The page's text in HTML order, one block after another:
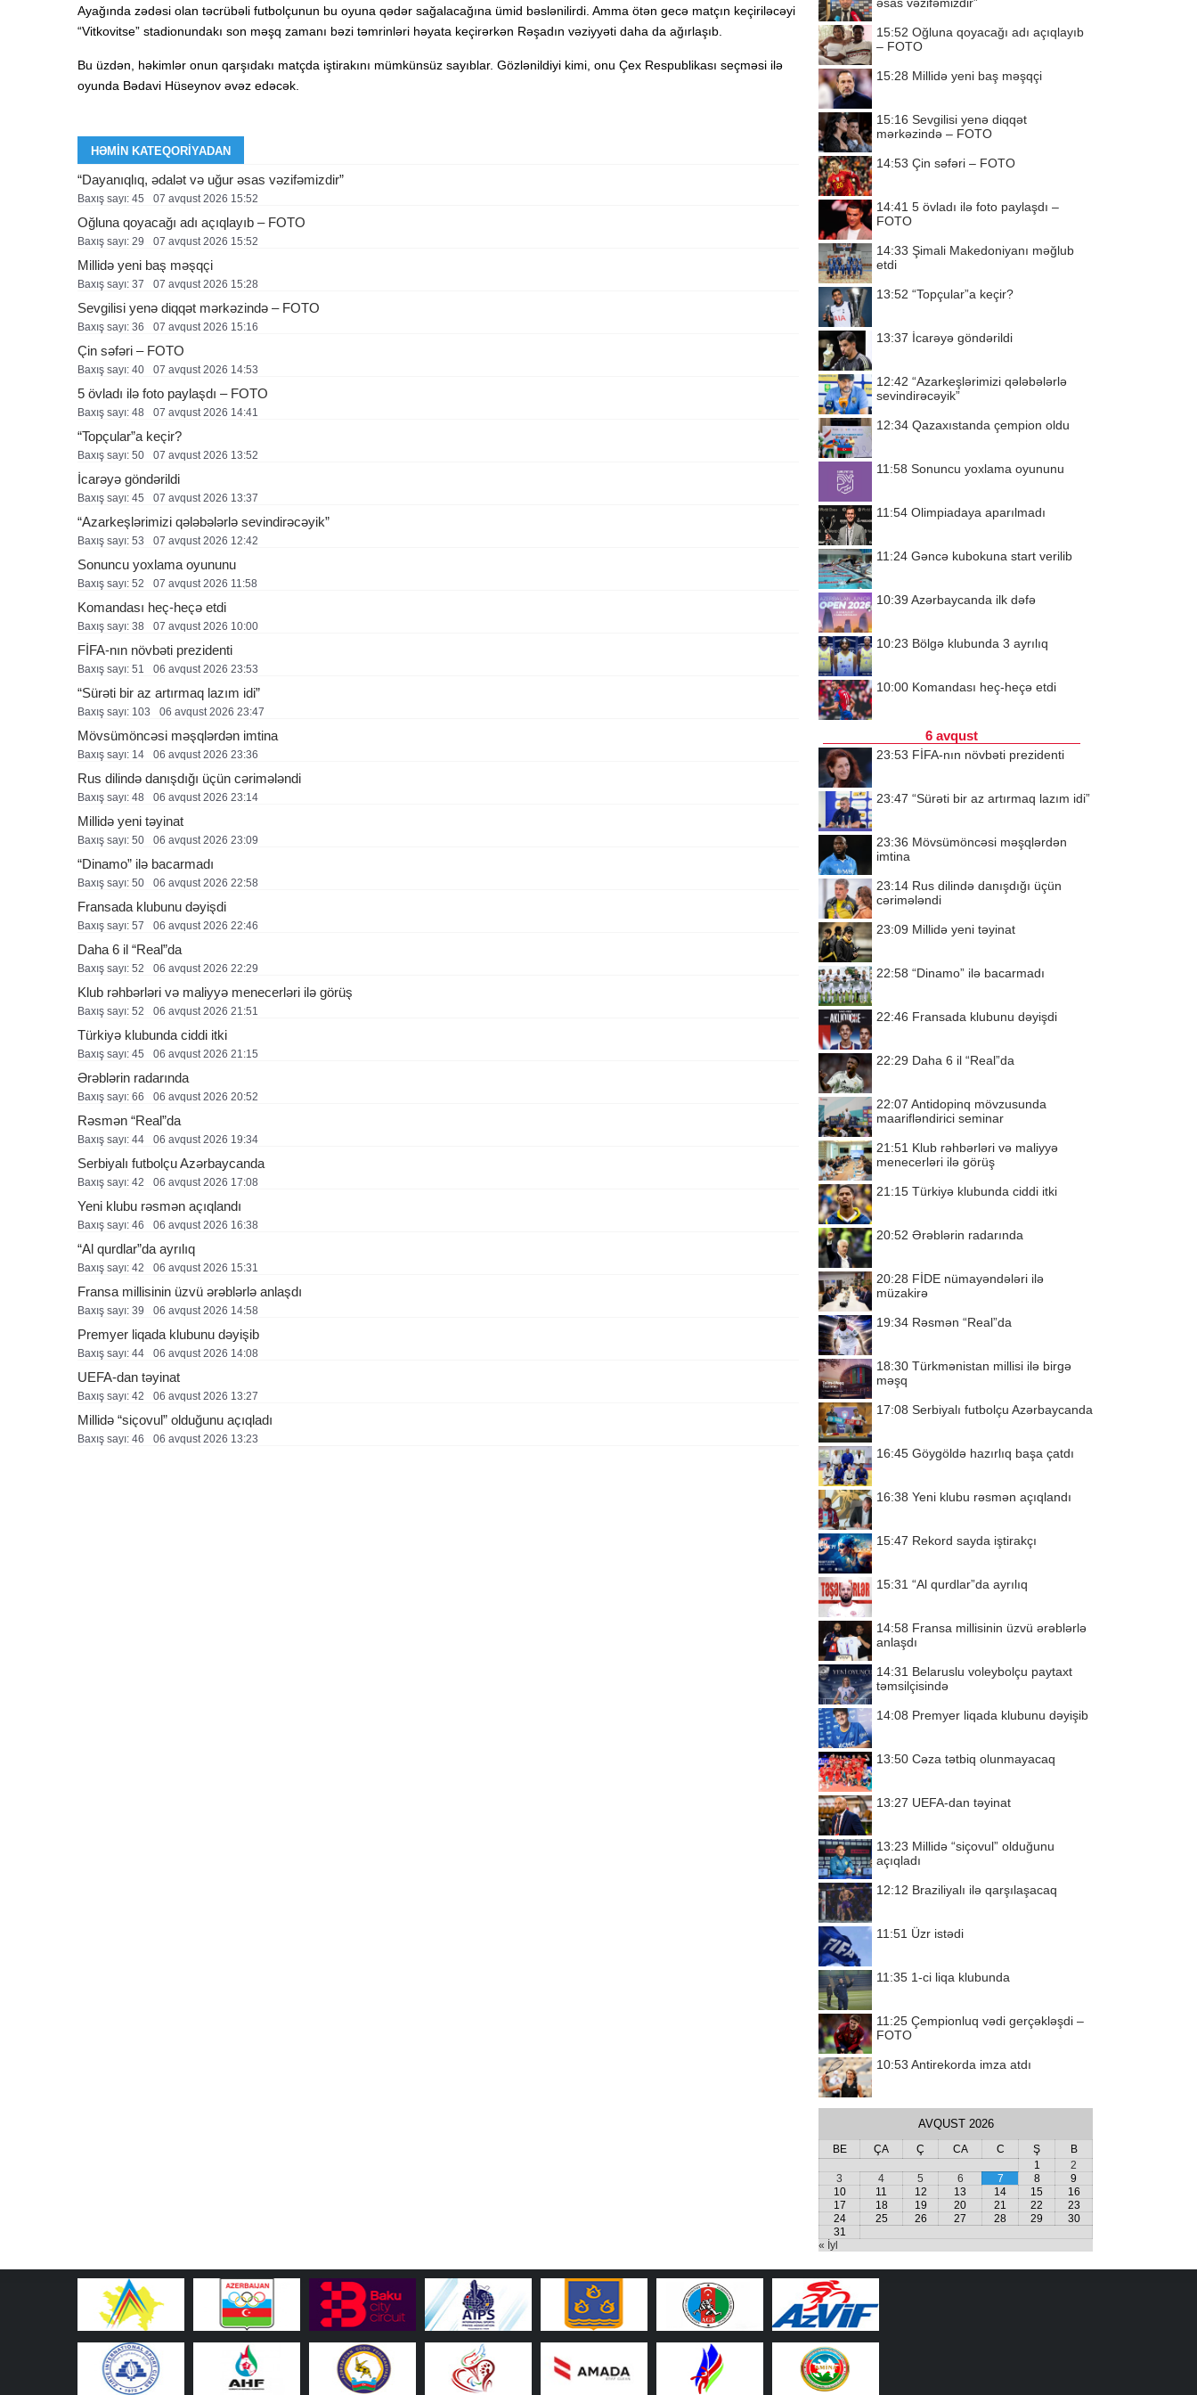
Ayağında zədəsi olan təcrübəli futbolçunun bu oyuna qədər sağalacağına ümid bəslənilirdi. Amma ötən gecə matçın keçiriləcəyi
“Vitkovitse” stadionundakı son məşq zamanı bəzi təmrinləri həyata keçirərkən Rəşadın vəziyyəti daha da ağırlaşıb.
Bu üzdən, həkimlər onun qarşıdakı matçda iştirakını mümkünsüz sayıblar. Gözlənildiyi kimi, onu Çex Respublikası seçməsi ilə
oyunda Bədavi Hüseynov əvəz edəcək.
HƏMIN KATEQORIYADAN
“Dayanıqlıq, ədalət və uğur əsas vəzifəmizdir”
Baxış sayı: 45 07 avqust 2026 15:52
Oğluna qoyacağı adı açıqlayıb – FOTO
Baxış sayı: 29 07 avqust 2026 15:52
Millidə yeni baş məşqçi
Baxış sayı: 37 07 avqust 2026 15:28
Sevgilisi yenə diqqət mərkəzində – FOTO
Baxış sayı: 36 07 avqust 2026 15:16
Çin səfəri – FOTO
Baxış sayı: 40 07 avqust 2026 14:53
5 övladı ilə foto paylaşdı – FOTO
Baxış sayı: 48 07 avqust 2026 14:41
“Topçular”a keçir?
Baxış sayı: 50 07 avqust 2026 13:52
İcarəyə göndərildi
Baxış sayı: 45 07 avqust 2026 13:37
“Azarkeşlərimizi qələbələrlə sevindirəcəyik”
Baxış sayı: 53 07 avqust 2026 12:42
Sonuncu yoxlama oyununu
Baxış sayı: 52 07 avqust 2026 11:58
Komandası heç-heçə etdi
Baxış sayı: 38 07 avqust 2026 10:00
FİFA-nın növbəti prezidenti
Baxış sayı: 51 06 avqust 2026 23:53
“Sürəti bir az artırmaq lazım idi”
Baxış sayı: 103 06 avqust 2026 23:47
Mövsümöncəsi məşqlərdən imtina
Baxış sayı: 14 06 avqust 2026 23:36
Rus dilində danışdığı üçün cərimələndi
Baxış sayı: 48 06 avqust 2026 23:14
Millidə yeni təyinat
Baxış sayı: 50 06 avqust 2026 23:09
“Dinamo” ilə bacarmadı
Baxış sayı: 50 06 avqust 2026 22:58
Fransada klubunu dəyişdi
Baxış sayı: 57 06 avqust 2026 22:46
Daha 6 il “Real”da
Baxış sayı: 52 06 avqust 2026 22:29
Klub rəhbərləri və maliyyə menecerləri ilə görüş
Baxış sayı: 52 06 avqust 2026 21:51
Türkiyə klubunda ciddi itki
Baxış sayı: 45 06 avqust 2026 21:15
Ərəblərin radarında
Baxış sayı: 66 06 avqust 2026 20:52
Rəsmən “Real”da
Baxış sayı: 44 06 avqust 2026 19:34
Serbiyalı futbolçu Azərbaycanda
Baxış sayı: 42 06 avqust 2026 17:08
Yeni klubu rəsmən açıqlandı
Baxış sayı: 46 06 avqust 2026 16:38
“Al qurdlar”da ayrılıq
Baxış sayı: 42 06 avqust 2026 15:31
Fransa millisinin üzvü ərəblərlə anlaşdı
Baxış sayı: 39 06 avqust 2026 14:58
Premyer liqada klubunu dəyişib
Baxış sayı: 44 06 avqust 2026 14:08
UEFA-dan təyinat
Baxış sayı: 42 06 avqust 2026 13:27
Millidə “siçovul” olduğunu açıqladı
Baxış sayı: 46 06 avqust 2026 13:23
15:52 Oğluna qoyacağı adı açıqlayıb
– FOTO
15:28 Millidə yeni baş məşqçi
15:16 Sevgilisi yenə diqqət
mərkəzində – FOTO
14:53 Çin səfəri – FOTO
14:41 5 övladı ilə foto paylaşdı –
FOTO
14:33 Şimali Makedoniyanı məğlub
etdi
13:52 “Topçular”a keçir?
13:37 İcarəyə göndərildi
12:42 “Azarkeşlərimizi qələbələrlə
sevindirəcəyik”
12:34 Qazaxıstanda çempion oldu
11:58 Sonuncu yoxlama oyununu
11:54 Olimpiadaya aparılmadı
11:24 Gəncə kubokuna start verilib
10:39 Azərbaycanda ilk dəfə
10:23 Bölgə klubunda 3 ayrılıq
10:00 Komandası heç-heçə etdi
6 avqust
23:53 FİFA-nın növbəti prezidenti
23:47 “Sürəti bir az artırmaq lazım idi”
23:36 Mövsümöncəsi məşqlərdən
imtina
23:14 Rus dilində danışdığı üçün
cərimələndi
23:09 Millidə yeni təyinat
22:58 “Dinamo” ilə bacarmadı
22:46 Fransada klubunu dəyişdi
22:29 Daha 6 il “Real”da
22:07 Antidopinq mövzusunda
maarifləndirici seminar
21:51 Klub rəhbərləri və maliyyə
menecerləri ilə görüş
21:15 Türkiyə klubunda ciddi itki
20:52 Ərəblərin radarında
20:28 FİDE nümayəndələri ilə
müzakirə
19:34 Rəsmən “Real”da
18:30 Türkmənistan millisi ilə birgə
məşq
17:08 Serbiyalı futbolçu Azərbaycanda
16:45 Göygöldə hazırlıq başa çatdı
16:38 Yeni klubu rəsmən açıqlandı
15:47 Rekord sayda iştirakçı
15:31 “Al qurdlar”da ayrılıq
14:58 Fransa millisinin üzvü ərəblərlə
anlaşdı
14:31 Belaruslu voleybolçu paytaxt
təmsilçisində
14:08 Premyer liqada klubunu dəyişib
13:50 Cəza tətbiq olunmayacaq
13:27 UEFA-dan təyinat
13:23 Millidə “siçovul” olduğunu
açıqladı
12:12 Braziliyalı ilə qarşılaşacaq
11:51 Üzr istədi
11:35 1-ci liqa klubunda
11:25 Çempionluq vədi gerçəkləşdi –
FOTO
10:53 Antirekorda imza atdı
AVQUST 2026
BE ÇA Ç CA C Ş
B
1
2
3
4 5 6 7 8
9
10
11 12 13 14 15
16
17
18 19 20 21 22
23
24
25 26 27 28 29
30
31
« İyl